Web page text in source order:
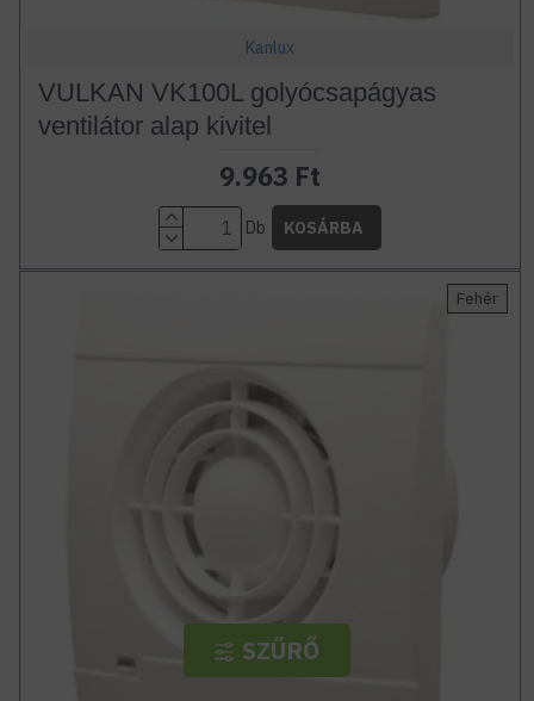
Kanlux
VULKAN VK100L golyócsapágyas
ventilátor alap kivitel
9.963 Ft
Db KOSÁRBA
Fehér
SZŰRŐ